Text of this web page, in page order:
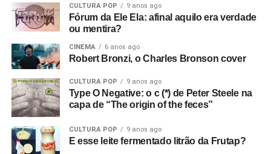
CULTURA POP 9 anos ago
Fórum da Ele Ela: afinal aquilo era verdade
ou mentira?
CINEMA 6 anos ago
Robert Bronzi, o Charles Bronson cover
CULTURA POP 9 anos ago
Type O Negative: o c (*) de Peter Steele na
capa de “The origin of the feces”
CULTURA POP 9 anos ago
E esse leite fermentado litrão da Frutap?